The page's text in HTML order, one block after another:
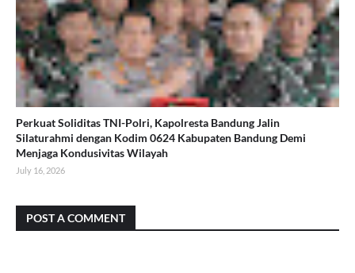
Perkuat Soliditas TNI-Polri, Kapolresta Bandung Jalin
Silaturahmi dengan Kodim 0624 Kabupaten Bandung Demi
Menjaga Kondusivitas Wilayah
July 16, 2026
POST A COMMENT